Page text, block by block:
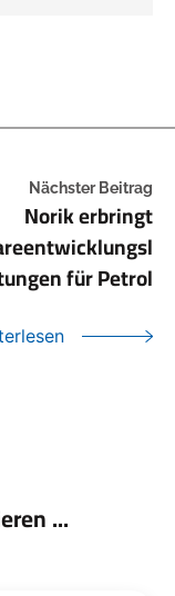
Nächster Beitrag
Norik erbringt
für Petrol
...